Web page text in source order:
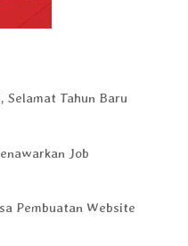
Selamat Tahun Baru
Job
Pembuatan Website